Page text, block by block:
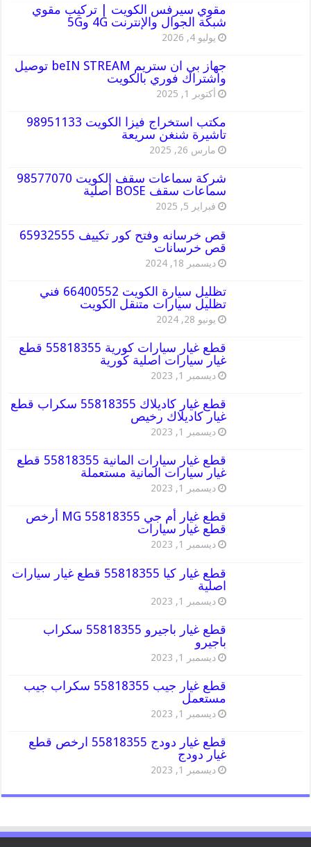
مقوي سيرفس الكويت | تركيب مقوي
شبكة الجوال والإنترنت 4G و5G
يوليو 4, 2026
جهاز بي ان ستريم beIN STREAM توصيل
واشتراك فوري بالكويت
أكتوبر 1, 2025
مكتب استخراج فيزا الكويت 98951133
تاشيرة شنغن سريعة
مارس 26, 2025
شركة سماعات سقف الكويت 98577070
سماعات سقف BOSE أصلية
فبراير 5, 2025
قص خرسانه وفتح كور تكييف 65932555
قص خرسانات
ديسمبر 18, 2024
تظليل سيارة الكويت 66400552 فني
تظليل سيارات متنقل الكويت
يونيو 28, 2024
قطع غيار سيارات كورية 55818355 قطع
غيار سيارات اصلية كورية
ديسمبر 1, 2023
قطع غيار كاديلاك 55818355 سكراب قطع
غيار كاديلاك رخيص
ديسمبر 1, 2023
قطع غيار سيارات المانية 55818355 قطع
غيار سيارات المانية مستعملة
ديسمبر 1, 2023
قطع غيار أم جي MG 55818355 أرخص
قطع غيار سيارات
ديسمبر 1, 2023
قطع غيار كيا 55818355 قطع غيار سيارات
اصلية
ديسمبر 1, 2023
قطع غيار باجيرو 55818355 سكراب
باجيرو
ديسمبر 1, 2023
قطع غيار جيب 55818355 سكراب جيب
مستعمل
ديسمبر 1, 2023
قطع غيار دودج 55818355 ارخص قطع
غيار دودج
ديسمبر 1, 2023